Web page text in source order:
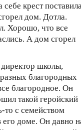
крест
дом. Дотла.
Хорошо, что все
А дом сгорел
школы,
благородных
благородное. Он
такой геройский
то с семейством
доме. Он давно